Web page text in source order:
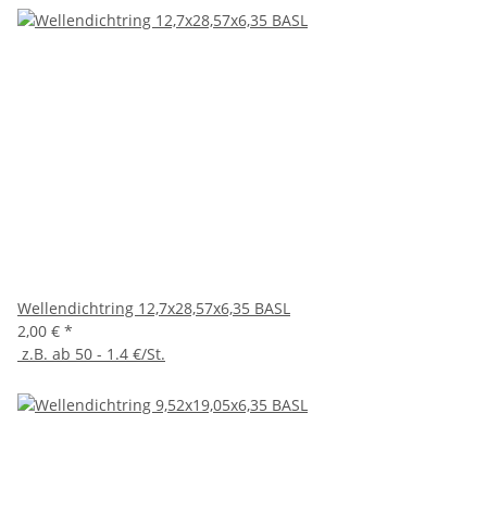
Wellendichtring 12,7x28,57x6,35 BASL
2,00 € *
z.B. ab 50 - 1.4 €/St.